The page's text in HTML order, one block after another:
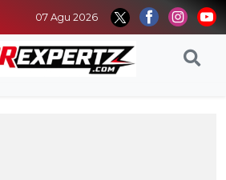
07 Agu 2026